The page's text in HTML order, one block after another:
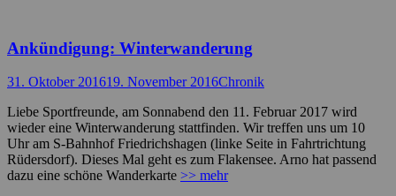
Ankündigung: Winterwanderung
Posted
31. Oktober 201619. November 2016Autor
Chronik
Liebe Sportfreunde, am Sonnabend den 11. Februar 2017 wird
wieder eine Winterwanderung stattfinden. Wir treffen uns um 10
Uhr am S-Bahnhof Friedrichshagen (linke Seite in Fahrtrichtung
Rüdersdorf). Dieses Mal geht es zum Flakensee. Arno hat passend
dazu eine schöne Wanderkarte >> mehr